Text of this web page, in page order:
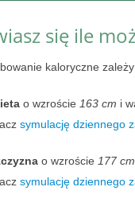
się ile
kaloryczne
o wzroście 163 cm i
symulację dziennego
o wzroście 177 cm
symulację dziennego